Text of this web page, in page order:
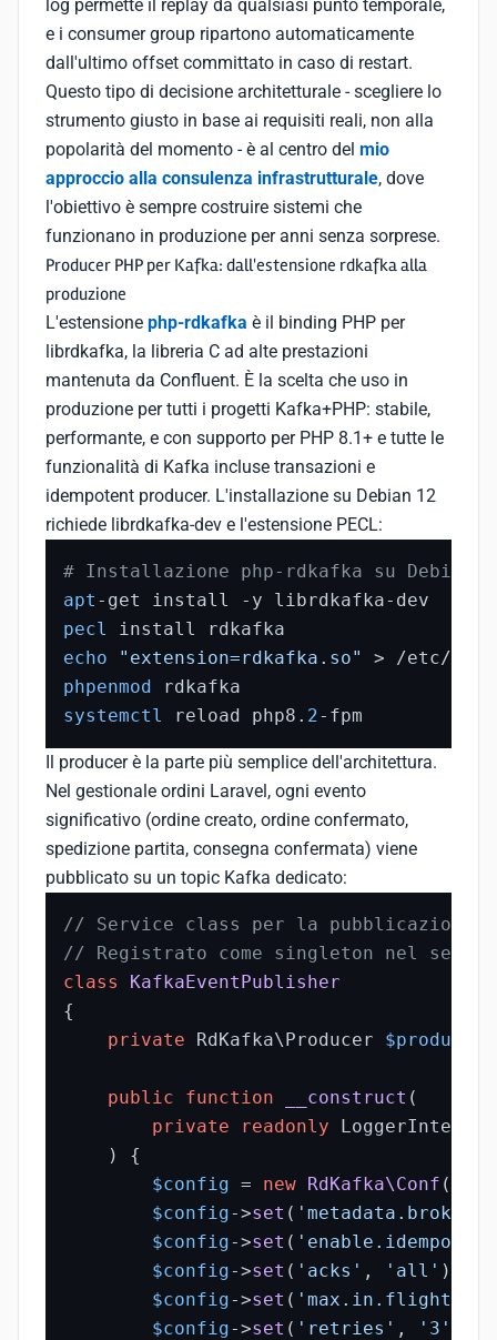
log permette il replay da qualsiasi punto temporale,
e i consumer group ripartono automaticamente
dall'ultimo offset committato in caso di restart.
Questo tipo di decisione architetturale - scegliere lo
strumento giusto in base ai requisiti reali, non alla
popolarità del momento - è al centro del mio
approccio alla consulenza infrastrutturale, dove
l'obiettivo è sempre costruire sistemi che
funzionano in produzione per anni senza sorprese.
Producer PHP per Kafka: dall'estensione rdkafka alla
produzione
L'estensione php-rdkafka è il binding PHP per
librdkafka, la libreria C ad alte prestazioni
mantenuta da Confluent. È la scelta che uso in
produzione per tutti i progetti Kafka+PHP: stabile,
performante, e con supporto per PHP 8.1+ e tutte le
funzionalità di Kafka incluse transazioni e
idempotent producer. L'installazione su Debian 12
richiede librdkafka-dev e l'estensione PECL:
# Installazione php-rdkafka su Debian
apt
pecl
echo
"extension=rdkafka.so" > /etc/php/
phpenmod
systemctl
reload php8. 2-fpm
Il producer è la parte più semplice dell'architettura.
Nel gestionale ordini Laravel, ogni evento
significativo (ordine creato, ordine confermato,
spedizione partita, consegna confermata) viene
pubblicato su un topic Kafka dedicato:
// Service class per la pubblicazione
// Registrato come singleton nel
class
KafkaEventPublisher
{
private RdKafka\Producer $producer
public function __construct (
private
readonly
) {
$config = new RdKafka\Conf ();
$config->set (
$config->set (
$config->set ( 'acks' , 'all' );
$config->set (
$config->set ( 'retries' , '3'